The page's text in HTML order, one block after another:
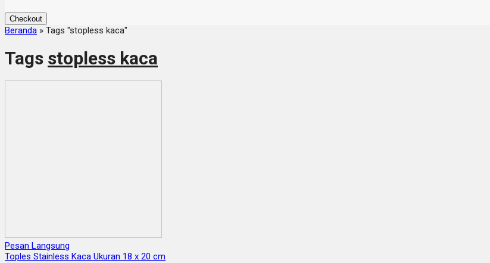
Checkout
Beranda » Tags "stopless kaca"
Tags stopless kaca
Pesan Langsung
Toples Stainless Kaca Ukuran 18 x 20 cm